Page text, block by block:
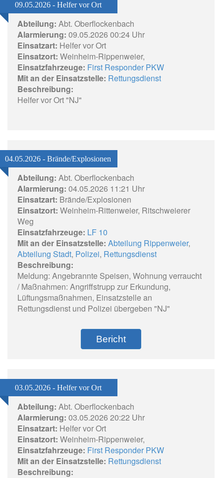
09.05.2026 - Helfer vor Ort
Abteilung: Abt. Oberflockenbach
Alarmierung: 09.05.2026 00:24 Uhr
Einsatzart: Helfer vor Ort
Einsatzort: Weinheim-Rippenweier,
Einsatzfahrzeuge: First Responder PKW
Mit an der Einsatzstelle: Rettungsdienst
Beschreibung:
Helfer vor Ort "NJ"
04.05.2026 - Brände/Explosionen
Abteilung: Abt. Oberflockenbach
Alarmierung: 04.05.2026 11:21 Uhr
Einsatzart: Brände/Explosionen
Einsatzort: Weinheim-Rittenweier, Ritschweierer
Weg
Einsatzfahrzeuge: LF 10
Mit an der Einsatzstelle: Abteilung Rippenweier,
Abteilung Stadt, Polizei, Rettungsdienst
Beschreibung:
Meldung: Angebrannte Speisen, Wohnung verraucht
/ Maßnahmen: Angriffstrupp zur Erkundung,
Lüftungsmaßnahmen, Einsatzstelle an
Rettungsdienst und Polizei übergeben "NJ"
Bericht
03.05.2026 - Helfer vor Ort
Abteilung: Abt. Oberflockenbach
Alarmierung: 03.05.2026 20:22 Uhr
Einsatzart: Helfer vor Ort
Einsatzort: Weinheim-Rippenweier,
Einsatzfahrzeuge: First Responder PKW
Mit an der Einsatzstelle: Rettungsdienst
Beschreibung: